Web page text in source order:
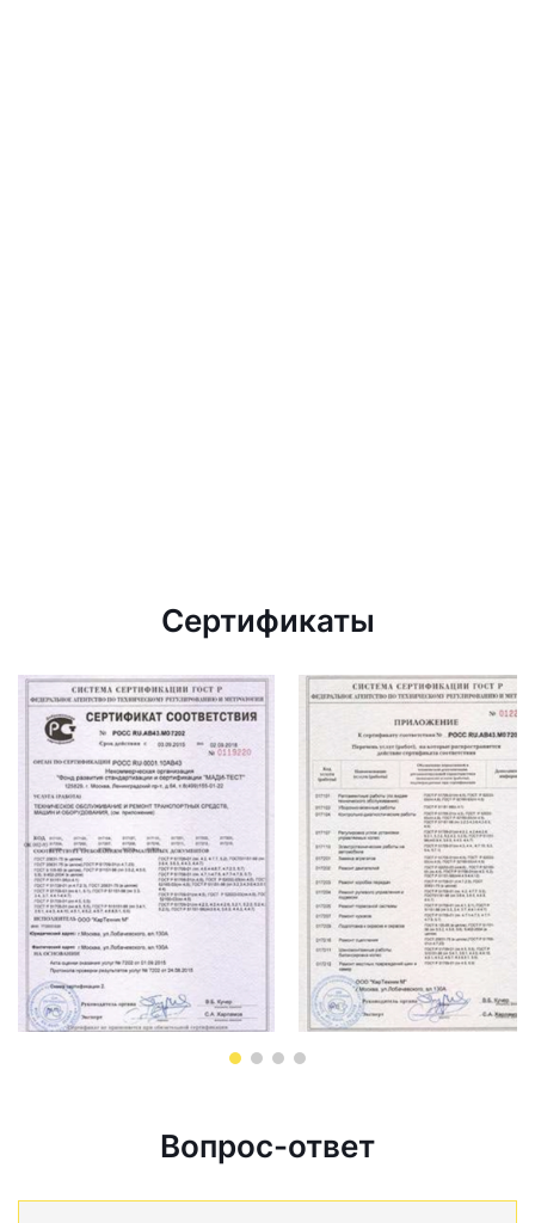
Сертификаты
Вопрос-ответ